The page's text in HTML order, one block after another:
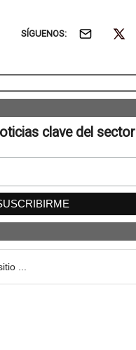
SÍGUENOS:
clave del sector